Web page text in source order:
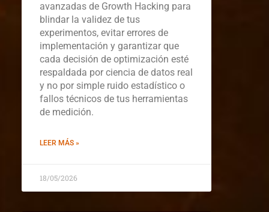
avanzadas de Growth Hacking para
blindar la validez de tus
experimentos, evitar errores de
implementación y garantizar que
cada decisión de optimización esté
respaldada por ciencia de datos real
y no por simple ruido estadístico o
fallos técnicos de tus herramientas
de medición.
LEER MÁS »
18/05/2026